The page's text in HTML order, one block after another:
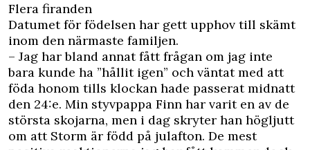
Flera firanden
Datumet för födelsen har gett upphov till skämt
inom den närmaste familjen.
– Jag har bland annat fått frågan om jag inte
bara kunde ha ”hållit igen” och väntat med att
föda honom tills klockan hade passerat midnatt
den 24:e. Min styvpappa Finn har varit en av de
största skojarna, men i dag skryter han högljutt
om att Storm är född på julafton. De mest